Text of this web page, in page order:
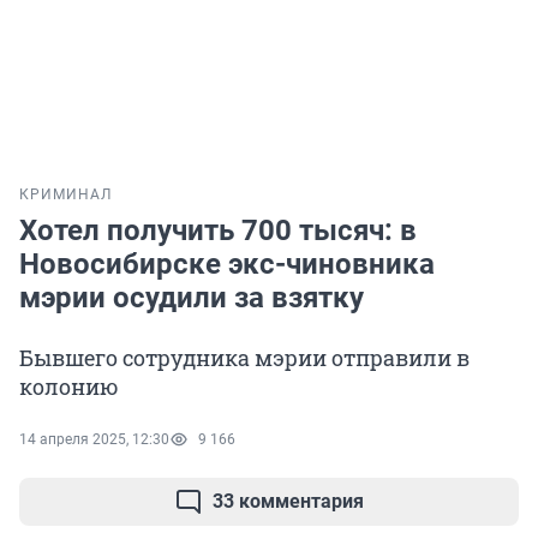
КРИМИНАЛ
Хотел получить 700 тысяч: в
Новосибирске экс-чиновника
мэрии осудили за взятку
Бывшего сотрудника мэрии отправили в
колонию
14 апреля 2025, 12:30 9 166
33 комментария